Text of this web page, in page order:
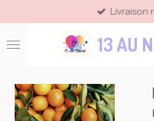
au
contenu
principal
13 AU
Livraison